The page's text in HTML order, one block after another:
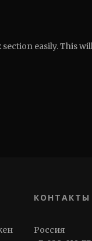
easily. This
КОНТАКТЫ
Россия